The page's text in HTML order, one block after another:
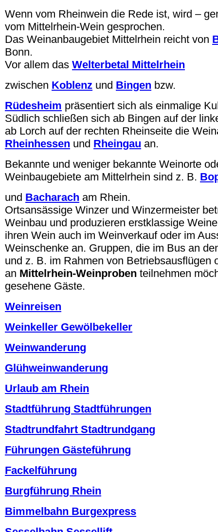
Wenn vom Rheinwein die Rede ist, wird –
vom Mittelrhein-Wein gesprochen.
Das Weinanbaugebiet Mittelrhein reicht von
Bonn.
Vor allem das Welterbetal Mittelrhein
zwischen Koblenz und Bingen bzw.
Rüdesheim präsentiert sich als einmalige
Südlich schließen sich ab Bingen auf der
ab Lorch auf der rechten Rheinseite die
Rheinhessen und Rheingau an.
Bekannte und weniger bekannte Weinorte
Weinbaugebiete am Mittelrhein sind z. B.
und Bacharach am Rhein.
Ortsansässige Winzer und Winzermeister
Weinbau und produzieren erstklassige
ihren Wein auch im Weinverkauf oder im
Weinschenke an. Gruppen, die im Bus an
und z. B. im Rahmen von Betriebsausflügen
an Mittelrhein-Weinproben teilnehmen
gesehene Gäste.
Weinreisen
Weinkeller Gewölbekeller
Weinwanderung
Glühweinwanderung
Urlaub am Rhein
Stadtführung Stadtführungen
Stadtrundfahrt Stadtrundgang
Führungen Gästeführung
Fackelführung
Burgführung Rhein
Bimmelbahn Burgexpress